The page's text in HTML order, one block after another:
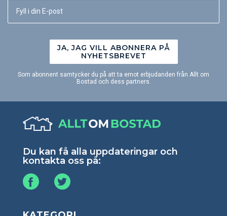
JA, JAG VILL ABONNERA PÅ
NYHETSBREVET
Som abonnent samtycker du på att ta emot erbjudanden från Allt om
Bostad och dess partners.
Du kan få alla uppdateringar och
kontakta oss på: